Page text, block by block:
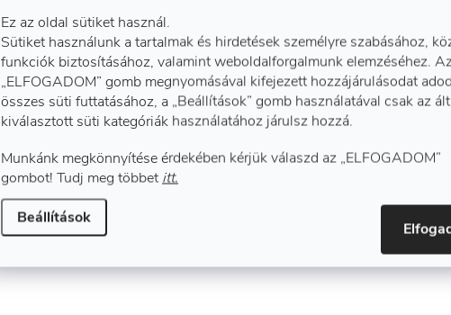
Ez az oldal sütiket használ.
Sütiket használunk a tartalmak és hirdetések személyre szabásához,
funkciók biztosításához, valamint weboldalforgalmunk elemzéséhez.
„ELFOGADOM” gomb megnyomásával kifejezett hozzájárulásodat
összes süti futtatásához, a „Beállítások” gomb használatával csak az
kiválasztott süti kategóriák használatához járulsz hozzá.
Munkánk megkönnyítése érdekében kérjük válaszd az „ELFOGADOM”
gombot! Tudj meg többetitt.
Beállítások